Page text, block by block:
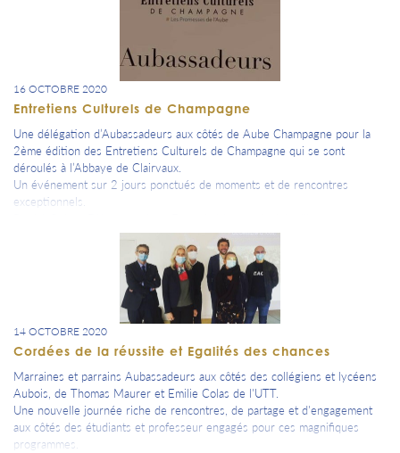
16 OCTOBRE 2020
Entretiens Culturels de Champagne
Une délégation d’Aubassadeurs aux côtés de Aube Champagne pour la
2ème édition des Entretiens Culturels de Champagne qui se sont
déroulés à l’Abbaye de Clairvaux.
Un événement sur 2 jours ponctués de moments et de rencontres
exceptionnels.
animer la soirée prestige et les échanges culturels de ce jour,
Une visite Théâtralisée de L’Abbaye menée de « voix de maître » par
Christian Brendel, un dîner d’excellence et un pic-nique chic proposés
par Jean-Baptiste Natali chef étoilé de Hostellerie La Montagne. des
dégustations de Champagne de diverses maisons régionales
14 OCTOBRE 2020
Cordées de la réussite et Egalités des chances
Marraines et parrains Aubassadeurs aux côtés des collégiens et lycéens
Aubois, de Thomas Maurer et Emilie Colas de l'UTT.
Une nouvelle journée riche de rencontres, de partage et d'engagement
aux côtés des étudiants et professeur engagés pour ces magnifiques
programmes.